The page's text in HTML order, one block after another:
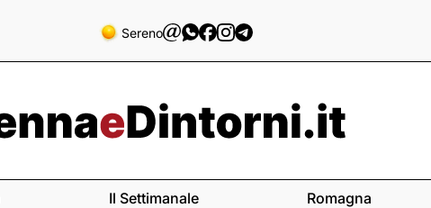
Sereno
Il Settimanale Romagna